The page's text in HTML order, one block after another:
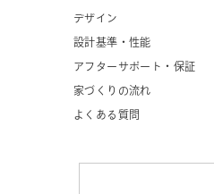
デザイン
設計基準・性能
アフターサポート・保証
家づくりの流れ
よくある質問